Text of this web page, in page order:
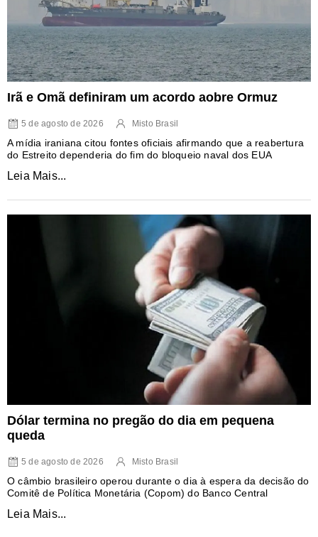
Irã e Omã definiram um acordo aobre Ormuz
5 de agosto de 2026 Misto Brasil
A mídia iraniana citou fontes oficiais afirmando que a reabertura
do Estreito dependeria do fim do bloqueio naval dos EUA
Leia Mais...
Dólar termina no pregão do dia em pequena
queda
5 de agosto de 2026 Misto Brasil
O câmbio brasileiro operou durante o dia à espera da decisão do
Comitê de Política Monetária (Copom) do Banco Central
Leia Mais...